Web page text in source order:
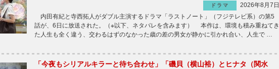
ドラマ
2026年8月7日
内田有紀と寺西拓人がダブル主演するドラマ「ラストノート」（フジテレビ系）の第5
話が、6日に放送された。（※以下、ネタバレを含みます） 本作は、環境も積み重ねてき
た人生も全く違う、交わるはずのなかった歳の差の男女が静かに引かれ合い、人生で …
「今夜もシリアルキラーと待ち合わせ」「磯貝（横山裕）とヒナタ（関水